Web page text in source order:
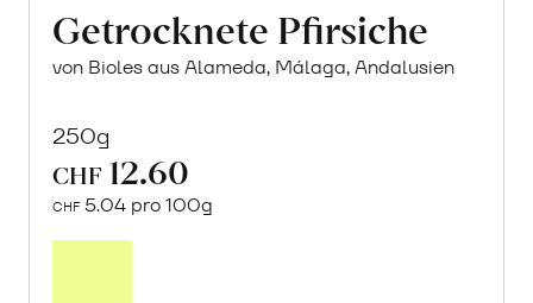
Getrocknete Pfirsiche
von Bioles aus Alameda, Málaga, Andalusien
250g
CHF 12.60
CHF 5.04 pro 100g